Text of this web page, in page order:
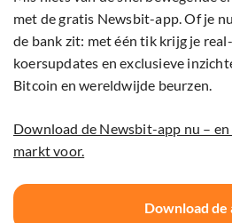
met de gratis Newsbit-app. Of je
de bank zit: met één tik krijg je
koersupdates en exclusieve
Bitcoin en wereldwijde beurzen.
Download de Newsbit-app nu –
markt voor.
Download de